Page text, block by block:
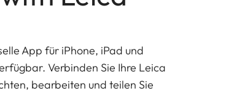
App für iPhone, iPad und
Verbinden Sie Ihre Leica
bearbeiten und teilen Sie